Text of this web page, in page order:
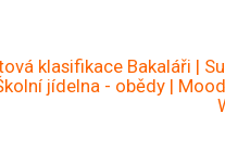
klasifikace Bakaláři |
jídelna - obědy |